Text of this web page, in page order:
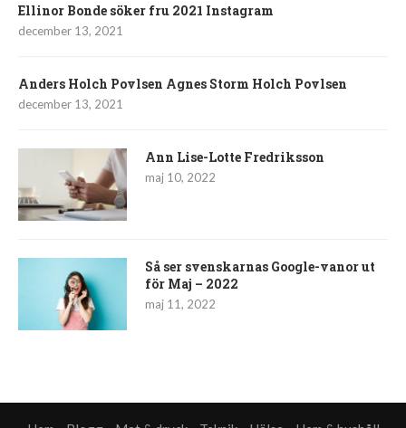
Ellinor Bonde söker fru 2021 Instagram
december 13, 2021
Anders Holch Povlsen Agnes Storm Holch Povlsen
december 13, 2021
Ann Lise-Lotte Fredriksson
maj 10, 2022
Så ser svenskarnas Google-vanor ut
för Maj – 2022
maj 11, 2022